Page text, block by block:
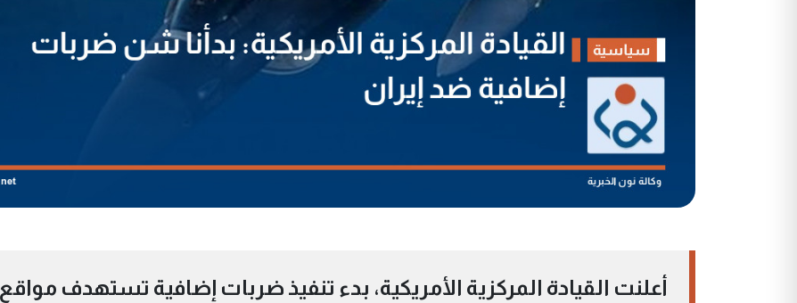
أعلنت القيادة المركزية الأمريكية، بدء تنفيذ ضربات إضافية تستهدف مواقع